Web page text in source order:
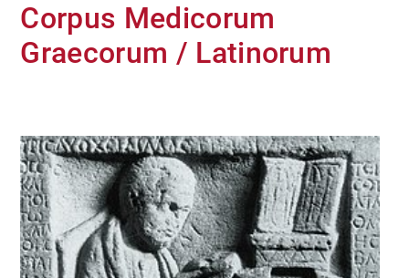
ARBEITSSTELLE
WISSEN KOMPAKT
VERANSTALTUNGEN
Corpus Medicorum
Graecorum / Latinorum